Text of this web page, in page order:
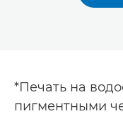
*Печать на
пигментными